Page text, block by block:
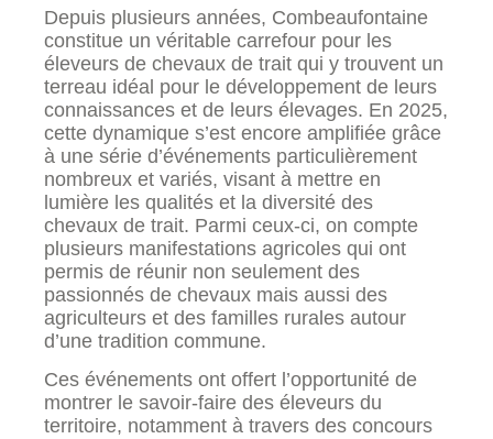
Depuis plusieurs années, Combeaufontaine
constitue un véritable carrefour pour les
éleveurs de chevaux de trait qui y trouvent un
terreau idéal pour le développement de leurs
connaissances et de leurs élevages. En 2025,
cette dynamique s’est encore amplifiée grâce
à une série d’événements particulièrement
nombreux et variés, visant à mettre en
lumière les qualités et la diversité des
chevaux de trait. Parmi ceux-ci, on compte
plusieurs manifestations agricoles qui ont
permis de réunir non seulement des
passionnés de chevaux mais aussi des
agriculteurs et des familles rurales autour
d’une tradition commune.
Ces événements ont offert l’opportunité de
montrer le savoir-faire des éleveurs du
territoire, notamment à travers des concours